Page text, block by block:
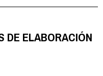
DE ELABORACIÓN